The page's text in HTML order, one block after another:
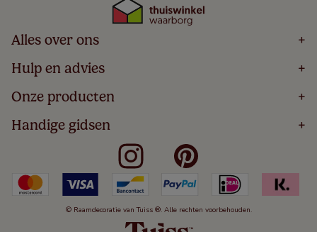
Alles over ons +
Home
Over
Bestellen
Winacties
Veelgestelde Vragen
Hulp en advies +
Volg Je Bestelling
Levering
5 Jaar Garantie
Algemene Voorwaarden
Kindveiligheid
Cookies
Herroepingsrecht
Onze producten +
Houten Jaloezieën
Rolgordijnen
Verticale Jaloezieën
Duo Rolgordijnen
Duo Plisségordijnen
Handige gidsen +
Meten Voor Raamdecoratie
Badkamer Raamdecoratie
Slaapkamer Raamdecoratie
Keuken Raamdecoratie
De Jaloezieën Gids
© Raamdecoratie van Tuiss ®. Alle rechten voorbehouden.